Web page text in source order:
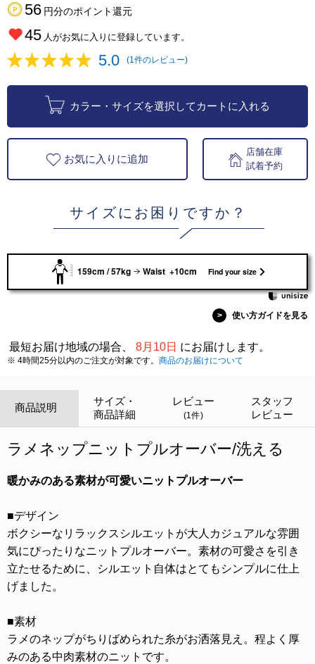
56 円分のポイント還元
45 人がお気に入りに登録しています。
5.0 (1件のレビュー)
カラー・サイズを選択してカートに入れる
お気に入りに追加
店舗在庫
試着予約
サイズにお困りですか？
159cm / 57kg Waist +10cm Find your size
> 使い方ガイドを見る
最短お届け地域の場合、 8月10日 にお届けします。
※ 4時間25分以内のご注文が対象です。 商品のお届けについて
商品説明
サイズ・
商品詳細
レビュー
(1件)
スタッフ
レビュー
ラメネップニットプルオーバー/洗える
暖かみのある素材が可愛いニットプルオーバー
■デザイン
ボクシーなリラックスシルエットが大人カジュアルな雰囲
気にぴったりなニットプルオーバー。素材の可愛さを引き
立たせるために、シルエット自体はとてもシンプルに仕上
げました。
■素材
ラメのネップがちりばめられた糸がお洒落見え。程よく厚
みのある中肉素材のニットです。